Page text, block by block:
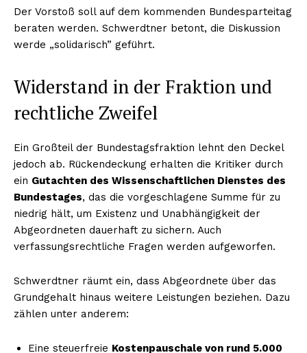
Der Vorstoß soll auf dem kommenden Bundesparteitag
beraten werden. Schwerdtner betont, die Diskussion
werde „solidarisch” geführt.
Widerstand in der Fraktion und
rechtliche Zweifel
Ein Großteil der Bundestagsfraktion lehnt den Deckel
jedoch ab. Rückendeckung erhalten die Kritiker durch
ein Gutachten des Wissenschaftlichen Dienstes des
Bundestages, das die vorgeschlagene Summe für zu
niedrig hält, um Existenz und Unabhängigkeit der
Abgeordneten dauerhaft zu sichern. Auch
verfassungsrechtliche Fragen werden aufgeworfen.
Schwerdtner räumt ein, dass Abgeordnete über das
Grundgehalt hinaus weitere Leistungen beziehen. Dazu
zählen unter anderem:
Eine steuerfreie Kostenpauschale von rund 5.000